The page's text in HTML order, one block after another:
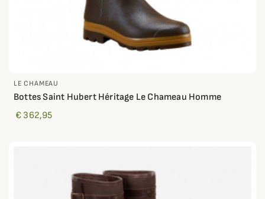
LE CHAMEAU
Bottes Saint Hubert Héritage Le Chameau Homme
€ 362,95